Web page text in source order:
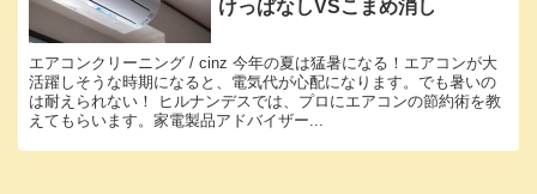
けっぱなしVSこまめ消し
エアコンクリーニング / cinz 今年の夏は猛暑になる！エアコンが大
活躍しそうな時期になると、電気代が心配になります。でも暑いの
は耐えられない！ ヒルナンデスでは、プロにエアコンの節約術を教
えてもらいます。家電製品アドバイザー...